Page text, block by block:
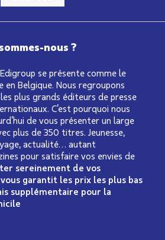
nous ?
se présente comme le
en Belgique. Nous regroupons
plus grands éditeurs de presse
C’est pourquoi nous
de vous présenter un large
plus de 350 titres. Jeunesse,
actualité… autant
pour satisfaire vos envies de
sereinement de vos
garantit les prix les plus bas
supplémentaire pour la